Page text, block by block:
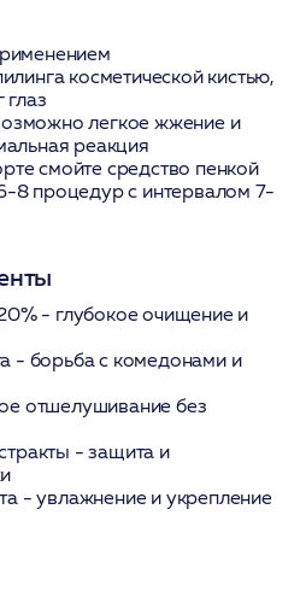
косметической кистью,
глаз
легкое жжение и
реакция
смойте средство пенкой
8 процедур с интервалом 7-
- глубокое очищение и
- борьба с комедонами и
отшелушивание без
- защита и
- увлажнение и укрепление